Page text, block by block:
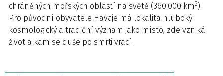
chráněných mořských oblastí na světě (360.000 km2).
Pro původní obyvatele Havaje má lokalita hluboký
kosmologický a tradiční význam jako místo, zde vzniká
život a kam se duše po smrti vrací.